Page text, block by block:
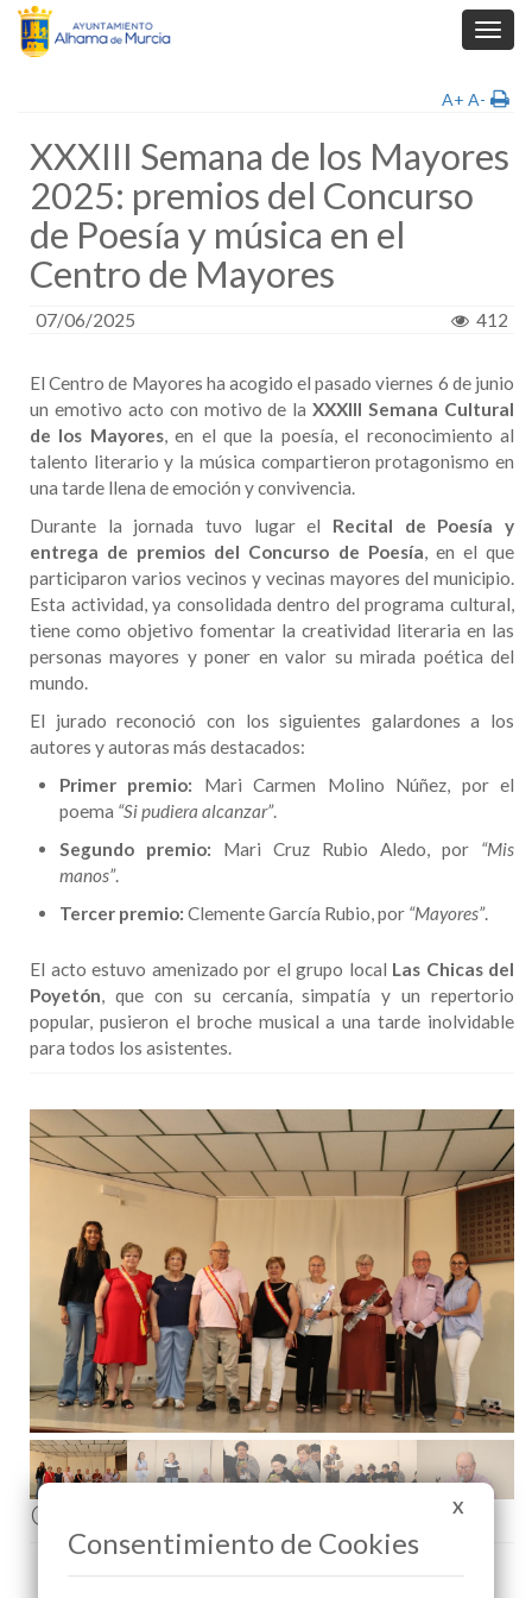
A+ A-
XXXIII Semana de los Mayores
2025: premios del Concurso
de Poesía y música en el
Centro de Mayores
07/06/2025 412
El Centro de Mayores ha acogido el pasado viernes 6 de junio
un emotivo acto con motivo de laXXXIII Semana Cultural
de los Mayores, en el que la poesía, el reconocimiento al
talento literario y la música compartieron protagonismo en
una tarde llena de emoción y convivencia.
Durante la jornada tuvo lugar el Recital de Poesía y
entrega de premios del Concurso de Poesía, en el que
participaron varios vecinos y vecinas mayores del municipio.
Esta actividad, ya consolidada dentro del programa cultural,
tiene como objetivo fomentar la creatividad literaria en las
personas mayores y poner en valor su mirada poética del
mundo.
El jurado reconoció con los siguientes galardones a los
autores y autoras más destacados:
Primer premio: Mari Carmen Molino Núñez, por el
poema “Si pudiera alcanzar”.
Segundo premio: Mari Cruz Rubio Aledo, por “Mis
manos”.
Tercer premio: Clemente García Rubio, por “Mayores”.
El acto estuvo amenizado por el grupo local Las Chicas del
Poyetón, que con su cercanía, simpatía y un repertorio
popular, pusieron el broche musical a una tarde inolvidable
para todos los asistentes.
Comenta esta noticia en Facebook X
Consentimiento de Cookies